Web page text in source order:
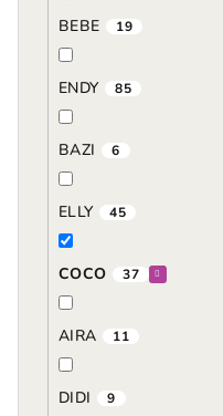
BEBE 19
ENDY 85
BAZI 6
ELLY 45
COCO 37
AIRA 11
DIDI 9